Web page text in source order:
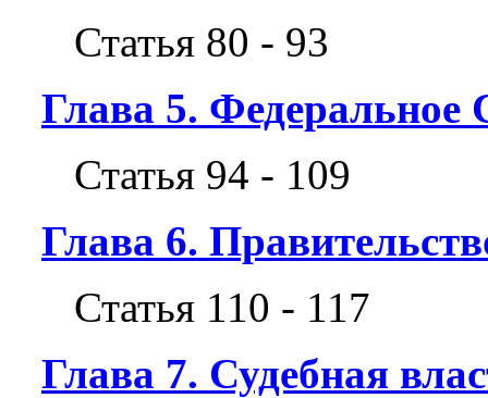
Статья 80 - 93
Глава 5. Федеральное
Статья 94 - 109
Глава 6.
Статья 110 - 117
Глава 7. Судебная